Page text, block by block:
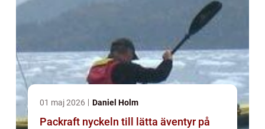
01 maj 2026 Daniel Holm
Packraft nyckeln till lätta äventyr på